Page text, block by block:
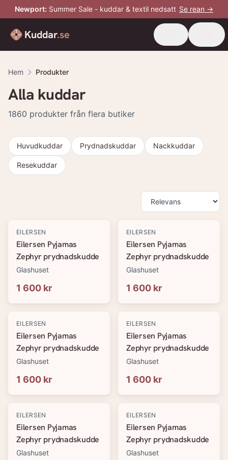
Newport: Summer Sale - kuddar & textil nedsatt Se rean →
Kuddar.se
Hem Produkter
Alla kuddar
1860 produkter från flera butiker
Huvudkuddar Prydnadskuddar Nackkuddar
Resekuddar
EILERSEN
Eilersen Pyjamas
Zephyr prydnadskudde
Glashuset
1 600 kr
EILERSEN
Eilersen Pyjamas
Zephyr prydnadskudde
Glashuset
1 600 kr
EILERSEN
Eilersen Pyjamas
Zephyr prydnadskudde
Glashuset
1 600 kr
EILERSEN
Eilersen Pyjamas
Zephyr prydnadskudde
Glashuset
1 600 kr
EILERSEN
Eilersen Pyjamas
Zephyr prydnadskudde
Glashuset
EILERSEN
Eilersen Pyjamas
Zephyr prydnadskudde
Glashuset